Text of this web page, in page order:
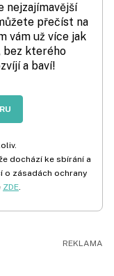
nejzajímavější
přečíst na
vám už více jak
bez kterého
a baví!
dochází ke sbírání a
o zásadách ochrany
ZDE.